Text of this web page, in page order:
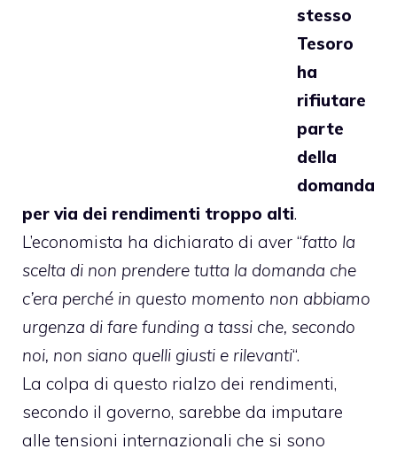
stesso
Tesoro
ha
rifiutare
parte
della
domanda
per via dei rendimenti troppo alti.
L’economista ha dichiarato di aver “fatto la
scelta di non prendere tutta la domanda che
c’era perché in questo momento non abbiamo
urgenza di fare funding a tassi che, secondo
noi, non siano quelli giusti e rilevanti“.
La colpa di questo rialzo dei rendimenti,
secondo il governo, sarebbe da imputare
alle tensioni internazionali che si sono